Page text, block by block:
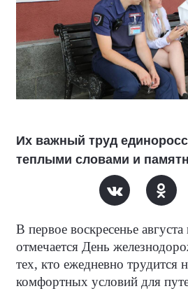
Их важный труд
теплыми словами и
В первое воскресенье
отмечается День
тех, кто ежедневно трудится
комфортных условий для